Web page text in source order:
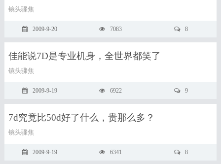
镜头骤焦
2009-9-20 7083 8
佳能说7D是专业机身，全世界都笑了
镜头骤焦
2009-9-19 6922 9
7d究竟比50d好了什么，贵那么多？
镜头骤焦
2009-9-19 6341 8